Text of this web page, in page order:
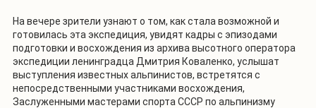
На вечере зрители узнают о том, как стала возможной и
готовилась эта экспедиция, увидят кадры с эпизодами
подготовки и восхождения из архива высотного оператора
экспедиции ленинградца Дмитрия Коваленко, услышат
выступления известных альпинистов, встретятся с
непосредственными участниками восхождения,
Заслуженными мастерами спорта СССР по альпинизму